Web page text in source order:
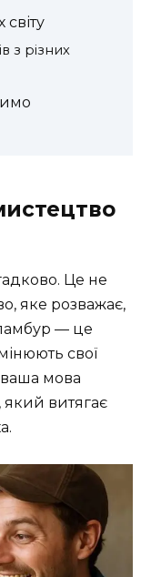
з різних
Це не
яке розважає,
— це
свої
мова
витягає